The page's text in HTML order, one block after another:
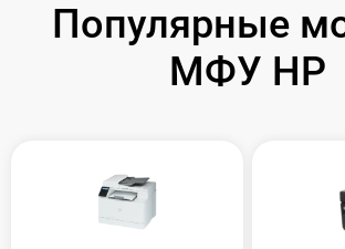
Популярные
МФУ HP